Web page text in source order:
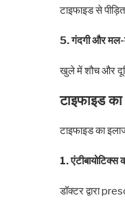
टाइफाइड से
5. गंदगी और
खुले में शौच और
टाइफाइड
टाइफाइड का
1. एंटीबायोटिक्स
डॉक्टर द्वारा